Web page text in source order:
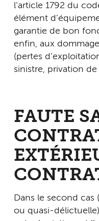
l’article 1792 du
élément
garantie de bon
enfin, aux
(pertes
sinistre, privation de
FAUTE
Dans le second
ou quasi-